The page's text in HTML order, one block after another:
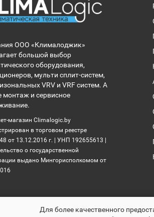
ООО «Клималоджик»
большой выбор
оборудования,
мульти сплит-систем,
VRV и VRF систем. А
монтаж и сервисное
магазин Climalogic.by
в торговом реестре
от 13.12.2016 г. | УНП 192655613 |
о государственной
выдано Мингорисполкомом от
Для более качественного